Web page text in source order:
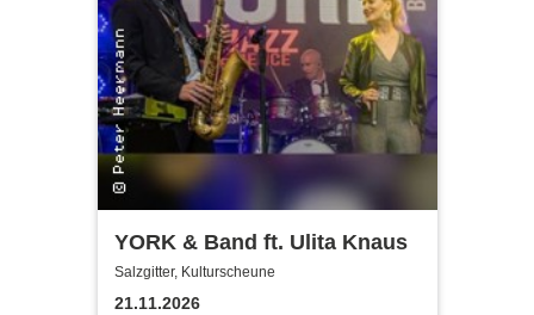
YORK & Band ft. Ulita Knaus
Salzgitter, Kulturscheune
21.11.2026